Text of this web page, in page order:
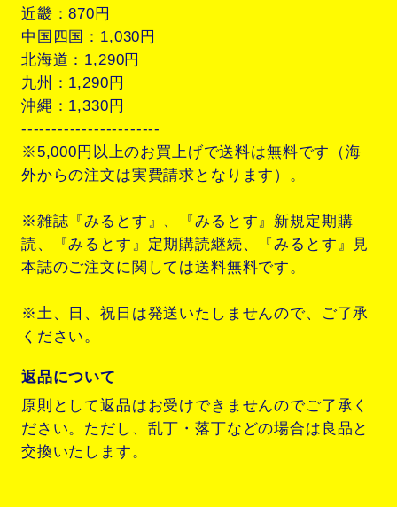
近畿：870円
中国四国：1,030円
北海道：1,290円
九州：1,290円
沖縄：1,330円
-----------------------
※5,000円以上のお買上げで送料は無料です（海
外からの注文は実費請求となります）。
※雑誌『みるとす』、『みるとす』新規定期購
読、『みるとす』定期購読継続、『みるとす』見
本誌のご注文に関しては送料無料です。
※土、日、祝日は発送いたしませんので、ご了承
ください。
返品について
原則として返品はお受けできませんのでご了承く
ださい。ただし、乱丁・落丁などの場合は良品と
交換いたします。